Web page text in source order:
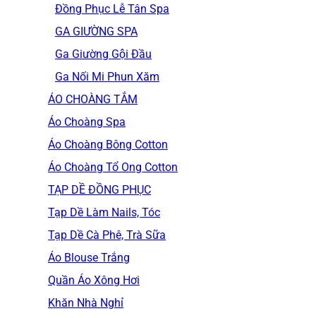
Đồng Phục Lễ Tân Spa
GA GIƯỜNG SPA
Ga Giường Gội Đầu
Ga Nối Mi Phun Xăm
ÁO CHOÀNG TẮM
Áo Choàng Spa
Áo Choàng Bông Cotton
Áo Choàng Tổ Ong Cotton
TẠP DỀ ĐỒNG PHỤC
Tạp Dề Làm Nails, Tóc
Tạp Dề Cà Phê, Trà Sữa
Áo Blouse Trắng
Quần Áo Xông Hơi
Khăn Nhà Nghỉ